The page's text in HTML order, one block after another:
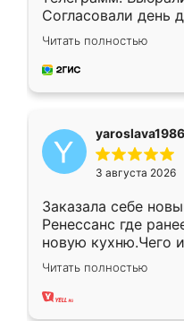
Согласовали день
недели кухня была
довольны работой.
мебель за
Читать полностью
yaroslava1986
3 августа 2026
Заказала себе
Ренессанс где
новую кухню.Чего
вполне довольна.
два года, нареканий
Читать полностью